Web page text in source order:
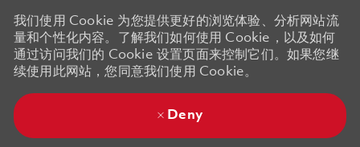
我们使用 Cookie 为您提供更好的浏览体验、分析网站流
量和个性化内容。了解我们如何使用 Cookie，以及如何
通过访问我们的 Cookie 设置页面来控制它们。如果您继
续使用此网站，您同意我们使用 Cookie。
Deny